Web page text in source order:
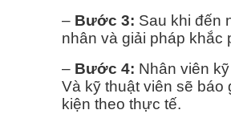
– Bước 3: Sau khi đến
nhân và giải pháp khắc
– Bước 4: Nhân viên
Và kỹ thuật viên sẽ báo
kiện theo thực tế.